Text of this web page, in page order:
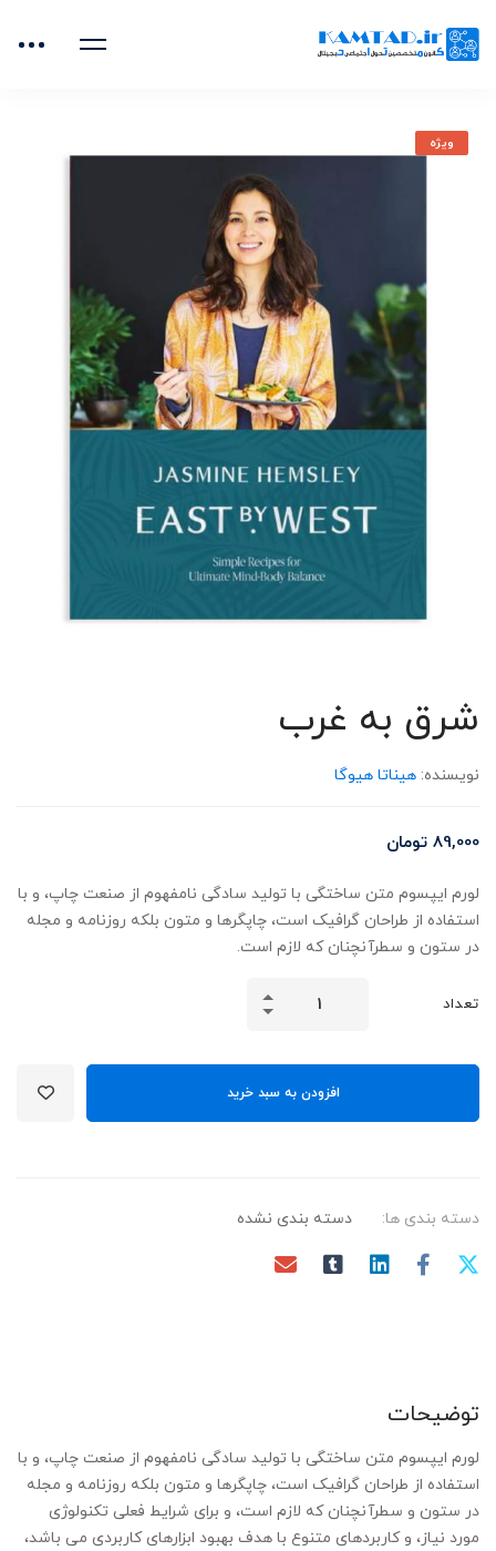
خانه محصولات دسته بندی نشده
ویژه
شرق به غرب
نویسنده: هیناتا هیوگا
89,000 تومان
لورم ایپسوم متن ساختگی با تولید سادگی نامفهوم از صنعت چاپ، و با
استفاده از طراحان گرافیک است، چاپگرها و متون بلکه روزنامه و مجله
در ستون و سطرآنچنان که لازم است.
تعداد
افزودن به سبد خرید
دسته بندی ها: دسته بندی نشده
توضیحات
لورم ایپسوم متن ساختگی با تولید سادگی نامفهوم از صنعت چاپ، و با
استفاده از طراحان گرافیک است، چاپگرها و متون بلکه روزنامه و مجله
در ستون و سطرآنچنان که لازم است، و برای شرایط فعلی تکنولوژی
مورد نیاز، و کاربردهای متنوع با هدف بهبود ابزارهای کاربردی می باشد،